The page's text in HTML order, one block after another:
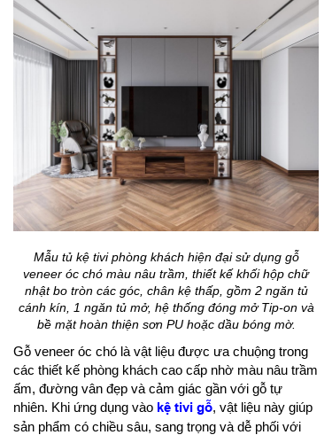
Mẫu tủ kệ tivi phòng khách hiện đại sử dụng gỗ
veneer óc chó màu nâu trầm, thiết kế khối hộp chữ
nhật bo tròn các góc, chân kệ thấp, gồm 2 ngăn tủ
cánh kín, 1 ngăn tủ mở, hệ thống đóng mở Tip-on và
bề mặt hoàn thiện sơn PU hoặc dầu bóng mờ.
Gỗ veneer óc chó là vật liệu được ưa chuộng trong
các thiết kế phòng khách cao cấp nhờ màu nâu trầm
ấm, đường vân đẹp và cảm giác gần với gỗ tự
nhiên. Khi ứng dụng vào kệ tivi gỗ, vật liệu này giúp
sản phẩm có chiều sâu, sang trọng và dễ phối với